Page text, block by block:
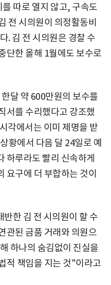
따로 열지 않고, 구속도
전 시의원이 의정활동비
. 김 전 시의원은 경찰 수
단한 올해 1월에도 보수로
달 약 600만원의 보수를
서를 수리했다고 강조했
각에서는 이미 제명을 받
황에서 다음 달 24일로 예
하루라도 빨리 신속하게
요구에 더 부합하는 것이
한 김 전 시의원이 할 수
관된 금품 거래와 의원으
하나의 숨김없이 진실을
적 책임을 지는 것"이라고